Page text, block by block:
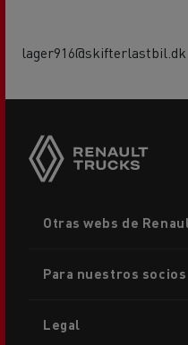
lager916@skifterlastbil.dk
menu
Otras webs de
Para nuestros socios
Legal